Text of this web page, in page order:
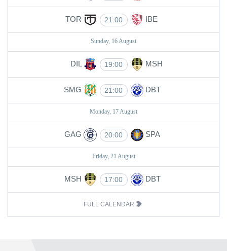
TOR 21:00 IBE
Sunday, 16 August
DIL 19:00 MSH
SMG 21:00 DBT
Monday, 17 August
GAG 20:00 SPA
Friday, 21 August
MSH 17:00 DBT
FULL CALENDAR